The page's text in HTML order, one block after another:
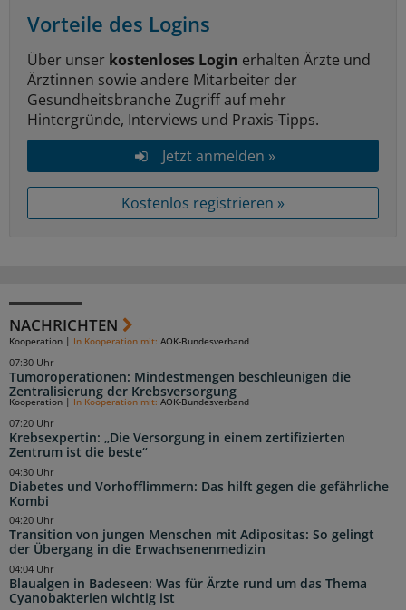
Vorteile des Logins
Über unser kostenloses Login erhalten Ärzte und
Ärztinnen sowie andere Mitarbeiter der
Gesundheitsbranche Zugriff auf mehr
Hintergründe, Interviews und Praxis-Tipps.
Jetzt anmelden »
Kostenlos registrieren »
NACHRICHTEN
Tumoroperationen: Mindestmengen beschleunigen die
Zentralisierung der Krebsversorgung
Kooperation | In Kooperation mit: AOK-Bundesverband
07:30 Uhr
Krebsexpertin: „Die Versorgung in einem zertifizierten
Zentrum ist die beste“
Kooperation | In Kooperation mit: AOK-Bundesverband
07:20 Uhr
Diabetes und Vorhofflimmern: Das hilft gegen die gefährliche
Kombi
04:30 Uhr
Transition von jungen Menschen mit Adipositas: So gelingt
der Übergang in die Erwachsenenmedizin
04:20 Uhr
Blaualgen in Badeseen: Was für Ärzte rund um das Thema
Cyanobakterien wichtig ist
04:04 Uhr